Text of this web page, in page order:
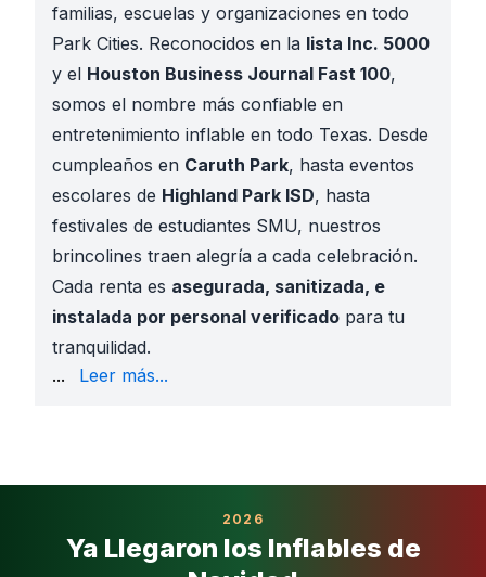
familias, escuelas y organizaciones en todo
Park Cities. Reconocidos en la lista Inc. 5000
y el Houston Business Journal Fast 100,
somos el nombre más confiable en
entretenimiento inflable en todo Texas. Desde
cumpleaños en Caruth Park, hasta eventos
escolares de Highland Park ISD, hasta
festivales de estudiantes SMU, nuestros
brincolines traen alegría a cada celebración.
Cada renta es asegurada, sanitizada, e
instalada por personal verificado para tu
tranquilidad.
Completamente asegurados con certificados para
Eventos en el campus SMU
Reuniones comunitariasen Goar Park, Curtis
... Leer más...
2026
Ya Llegaron los Inflables de